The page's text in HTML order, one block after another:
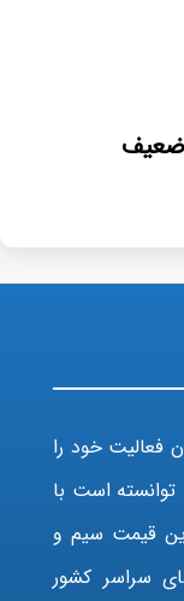
ضعیف
فعالیت خود را
سال گذشته توانسته است با
قیمت سیم و
سراسر کشور